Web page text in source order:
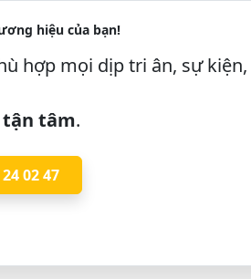
hiệu của bạn!
hợp mọi dịp tri ân, sự
tận tâm.
02 47